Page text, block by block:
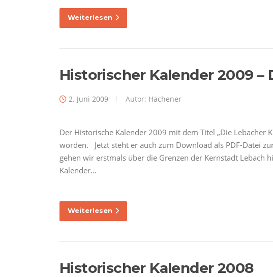
Weiterlesen
Historischer Kalender 2009 –
2. Juni 2009 Autor: Hachener
Der Historische Kalender 2009 mit dem Titel „Die Lebacher
worden. Jetzt steht er auch zum Download als PDF-Datei
gehen wir erstmals über die Grenzen der Kernstadt
Kalender…
Weiterlesen
Historischer Kalender 2008